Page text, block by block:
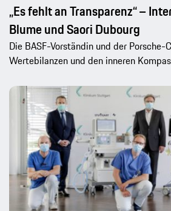
„Es fehlt an Transparenz“ –
Blume und Saori Dubourg
Die BASF-Vorständin und der Porsche-
Wertebilanzen und den inneren